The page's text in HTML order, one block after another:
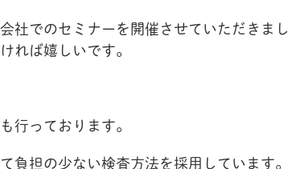
社でのセミナーを開催させていただきまし
れば嬉しいです。
行っております。
負担の少ない検査方法を採用しています。